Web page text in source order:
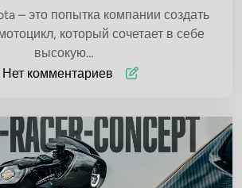
– это попытка компании создать
который сочетает в себе
высокую…
Нет комментариев